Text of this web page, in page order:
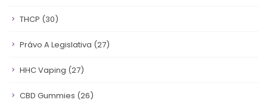
THCP (30)
Právo A Legislativa (27)
HHC Vaping (27)
CBD Gummies (26)